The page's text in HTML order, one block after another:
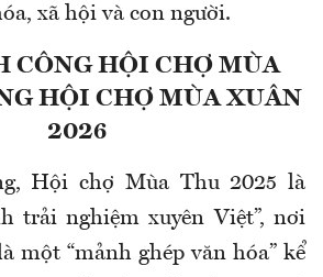
xã hội và con người.
CÔNG HỘI CHỢ MÙA
HỘI CHỢ MÙA XUÂN
2026
Hội chợ Mùa Thu 2025 là
trải nghiệm xuyên Việt”, nơi
một “mảnh ghép văn hóa” kể